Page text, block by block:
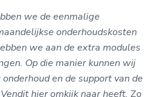
we de eenmalige
onderhoudskosten
we aan de extra modules
Op die manier kunnen wij
en de support van de
hier omkijk naar heeft. Zo